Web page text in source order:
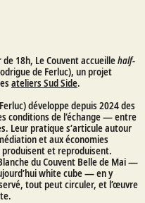
18h, Le Couvent accueillehalf-
de Ferluc), un projet
ateliers Sud Side.
développe depuis 2024 des
conditions de l’échange — entre
Leur pratique s’articule autour
et aux économies
produisent et reproduisent.
du Couvent Belle de Mai —
white cube — en y
tout peut circuler, et l’œuvre